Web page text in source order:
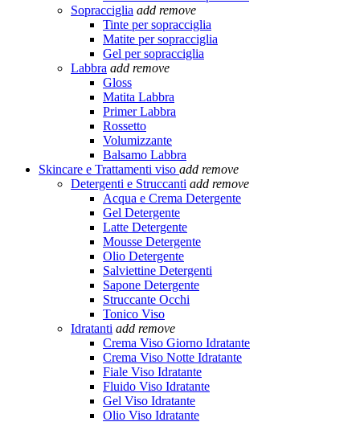
Sopracciglia add remove
Tinte per sopracciglia
Matite per sopracciglia
Gel per sopracciglia
Labbra add remove
Gloss
Matita Labbra
Primer Labbra
Rossetto
Volumizzante
Balsamo Labbra
Skincare e Trattamenti viso add remove
Detergenti e Struccanti add remove
Acqua e Crema Detergente
Gel Detergente
Latte Detergente
Mousse Detergente
Olio Detergente
Salviettine Detergenti
Sapone Detergente
Struccante Occhi
Tonico Viso
Idratanti add remove
Crema Viso Giorno Idratante
Crema Viso Notte Idratante
Fiale Viso Idratante
Fluido Viso Idratante
Gel Viso Idratante
Olio Viso Idratante